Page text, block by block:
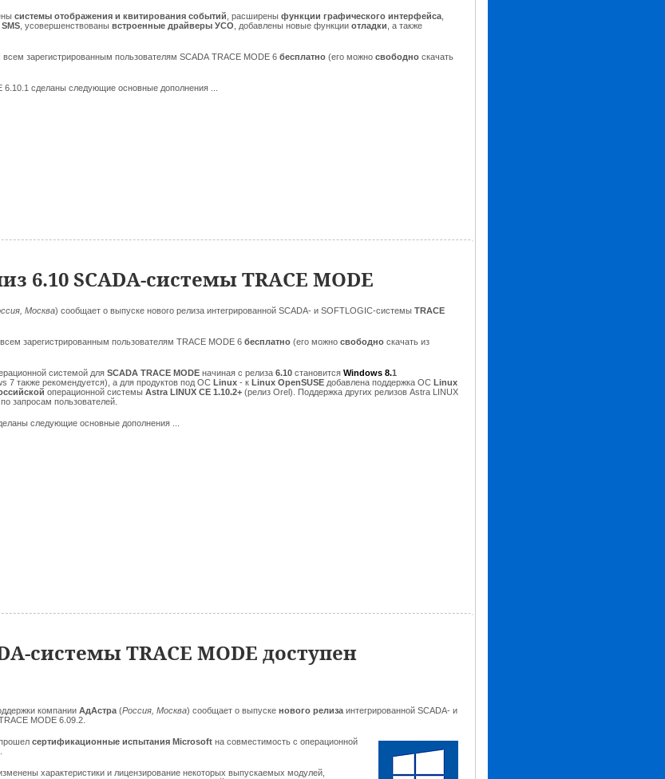
системы отображения и квитирования событий , расширены функции графического интерфейса
SMS , усовершенствованы встроенные драйверы УСО , добавлены новые функции отладки , а также
всем зарегистрированным пользователям SCADA TRACE MODE 6 бесплатно (его можно свободно скачать
6.10.1 сделаны следующие основные дополнения ...
6.10 SCADA-системы TRACE MODE
Москва) сообщает о выпуске нового релиза интегрированной SCADA- и SOFTLOGIC-системы TRACE
зарегистрированным пользователям TRACE MODE 6 бесплатно (его можно свободно скачать из
системой для SCADA TRACE MODE начиная с релиза 6.10 становится Windows 8.1
7 также рекомендуется), а для продуктов под ОС Linux - к Linux OpenSUSE добавлена поддержка ОС Linux
операционной системы Astra LINUX CE 1.10.2+ (релиз Orel). Поддержка других релизов Astra LINUX
запросам пользователей.
следующие основные дополнения ...
системы TRACE MODE доступен
компании АдАстра (Россия, Москва) сообщает о выпуске нового релиза интегрированной SCADA- и
MODE 6.09.2.
сертификационные испытания Microsoft на совместимость с операционной
характеристики и лицензирование некоторых выпускаемых модулей,